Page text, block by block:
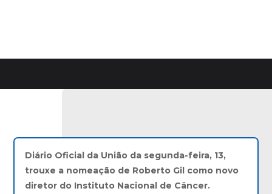
Diário Oficial da União da segunda-feira, 13,
trouxe a nomeação de Roberto Gil como novo
diretor do Instituto Nacional de Câncer.